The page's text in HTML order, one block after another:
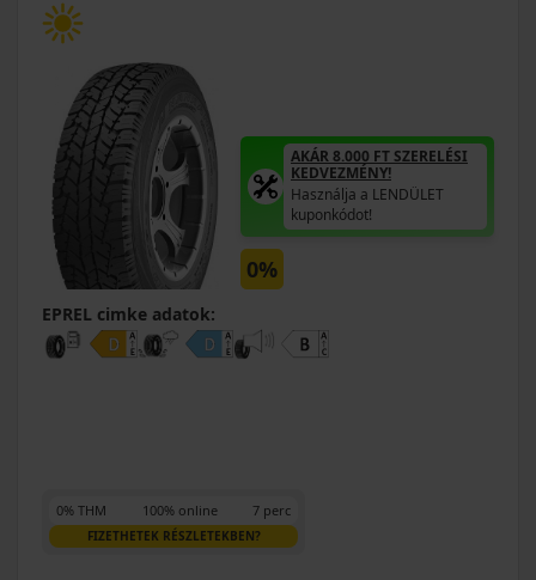
AKÁR 8.000 FT SZERELÉSI
KEDVEZMÉNY!
Használja a LENDÜLET
kuponkódot!
0%
EPREL cimke adatok:
0% THM 100% online 7 perc
FIZETHETEK RÉSZLETEKBEN?